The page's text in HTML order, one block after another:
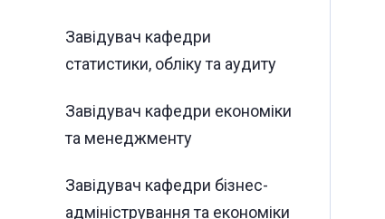
Завідувач кафедри
статистики, обліку та аудиту
Завідувач кафедри економіки
та менеджменту
Завідувач кафедри бізнес-
адміністрування та економіки